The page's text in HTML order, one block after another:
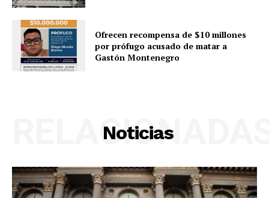
Ofrecen recompensa de $10 millones
por prófugo acusado de matar a
Gastón Montenegro
Noticias